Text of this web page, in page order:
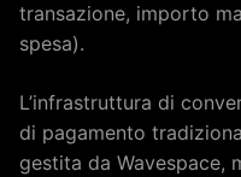
transazione, importo
spesa).
L’infrastruttura di
di pagamento
gestita da Wavespace,